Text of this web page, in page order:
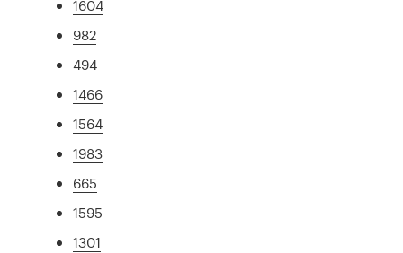
1604
982
494
1466
1564
1983
665
1595
1301